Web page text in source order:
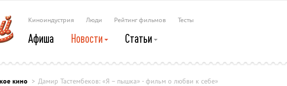
Киноиндустрия Люди Рейтинг фильмов Тесты
Афиша Новости Статьи
кино Дамир Тастембеков: «Я – пышка» - фильм о любви к себе»